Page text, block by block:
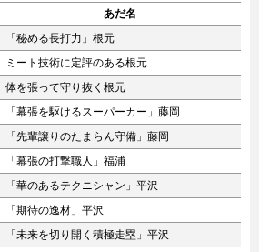
あだ名
「秘める長打力」根元
ミート技術に定評のある根元
体を張って守り抜く根元
「幕張を駆けるスーパーカー」藤岡
「先輩譲りのたまらん守備」藤岡
「幕張の打撃職人」福浦
「華のあるテクニシャン」平沢
「期待の逸材」平沢
「未来を切り開く積極走塁」平沢